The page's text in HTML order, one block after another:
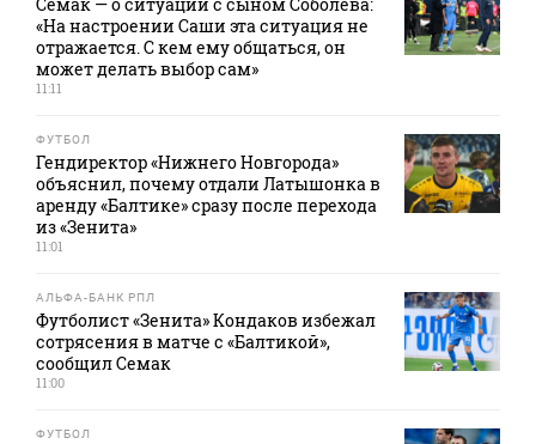
«На настроении Саши эта ситуация не
отражается. С кем ему общаться, он
может делать выбор сам»
11:11
ФУТБОЛ
Гендиректор «Нижнего Новгорода»
объяснил, почему отдали Латышонка в
аренду «Балтике» сразу после перехода
из «Зенита»
11:01
АЛЬФА-БАНК РПЛ
Футболист «Зенита» Кондаков избежал
сотрясения в матче с «Балтикой»,
сообщил Семак
11:00
ФУТБОЛ